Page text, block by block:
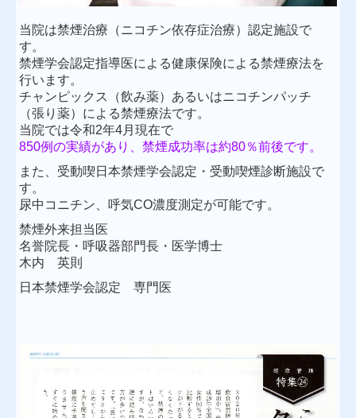
当院は禁煙治療（ニコチン依存症治療）認定施設で
す。
禁煙学会認定指導医による健康保険による禁煙療法を
行います。
チャンピックス（飲み薬）あるいはニコチンパッチ
（張り薬）による禁煙療法です。
当院では令和2年4月現在で
850例の実績があり、禁煙成功率は約80％前後です。
また、受動喫日本禁煙学会認定・受動喫煙診断施設で
す。
尿中コニチン、呼気CO濃度測定が可能です。
禁煙外来担当医
名誉院長・呼吸器部門長・医学博士
木内 英則
日本禁煙学会認定 専門医